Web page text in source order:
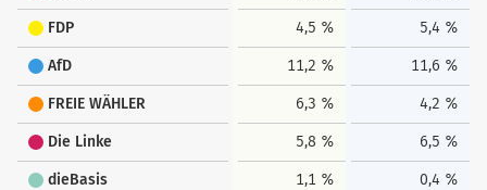
FDP 4,5 % 5,4 %
AfD 11,2 % 11,6 %
FREIE WÄHLER 6,3 % 4,2 %
Die Linke 5,8 % 6,5 %
dieBasis 1,1 % 0,4 %